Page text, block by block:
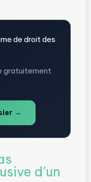
de droit des
gratuitement
→
d’un